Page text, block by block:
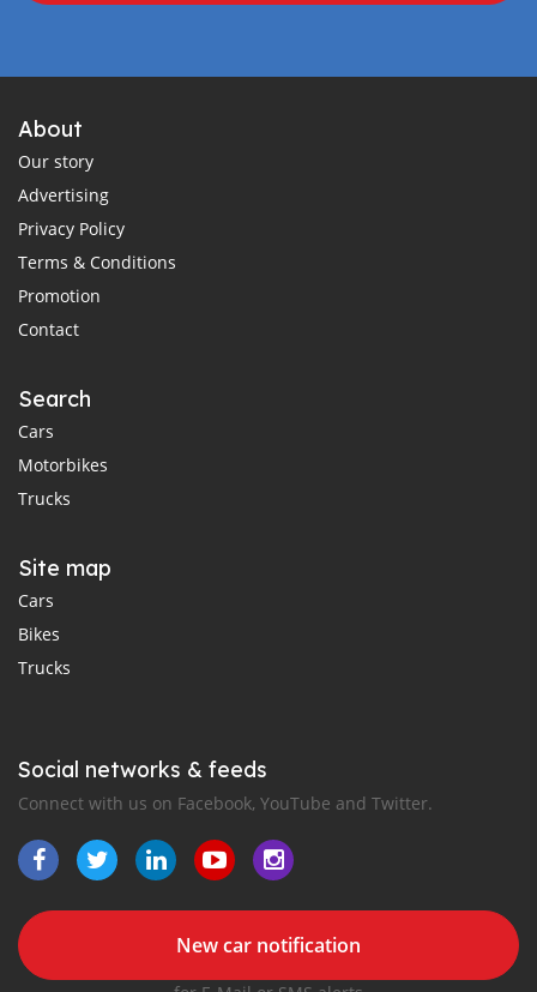
About
Our story
Advertising
Privacy Policy
Terms & Conditions
Promotion
Contact
Search
Cars
Motorbikes
Trucks
Site map
Cars
Bikes
Trucks
Social networks & feeds
Connect with us on Facebook, YouTube and Twitter.
New car notification